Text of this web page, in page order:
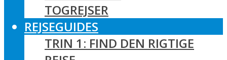
TOGREJSER
REJSEGUIDES
TRIN 1: FIND DEN RIGTIGE